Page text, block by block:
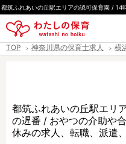
ペ
ー
のTOP 神奈川県の保育士求人 横
都筑ふれあいの丘駅エリ
の遅番 / おやつの介助や
休みの求人、転職、派遣
都道府県
雇用形態